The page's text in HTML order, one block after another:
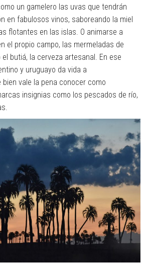
un gamelero las uvas que tendrán
en fabulosos vinos, saboreando la miel
flotantes en las islas. O animarse a
el propio campo, las mermeladas de
butiá, la cerveza artesanal. En ese
y uruguayo da vida a
vale la pena conocer como
insignias como los pescados de río,